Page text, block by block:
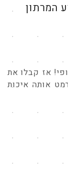
המרתון
אז קבלו את
אותה איכות